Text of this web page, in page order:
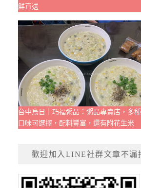
鮮直送
台中烏日｜巧福粥品：粥品專賣店，多
口味可選擇，配料豐富，還有附花生米
歡迎加入LINE社群文章不漏